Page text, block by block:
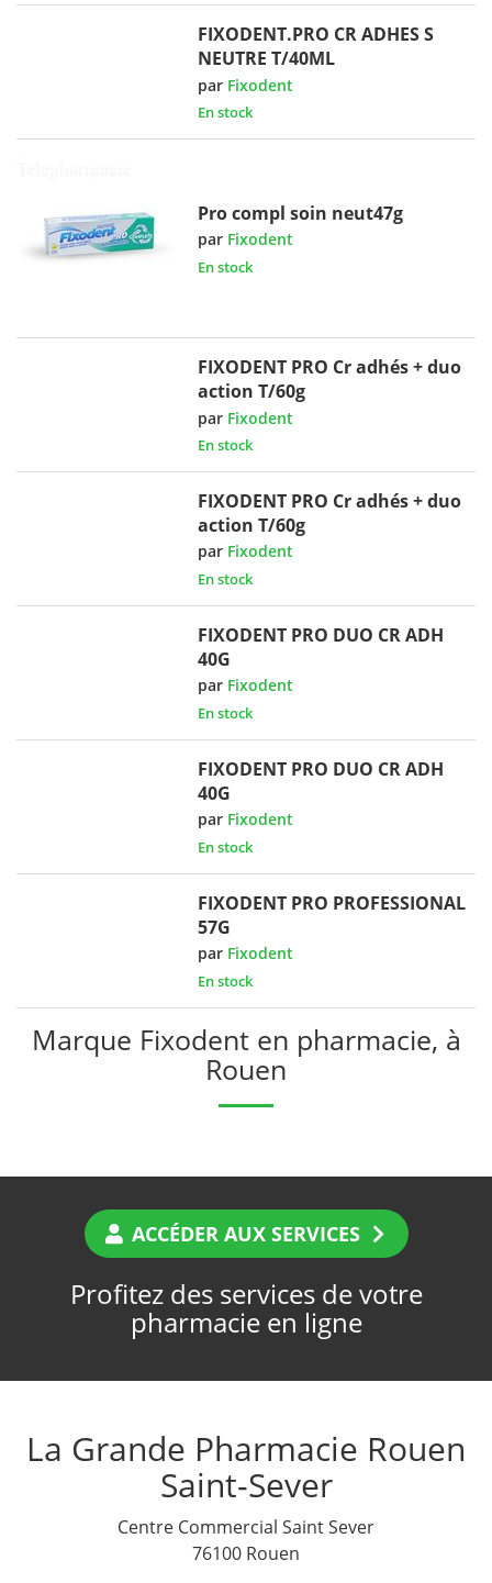
FIXODENT.PRO CR ADHES S
NEUTRE T/40ML
par Fixodent
En stock
Pro compl soin neut47g
par Fixodent
En stock
FIXODENT PRO Cr adhés + duo
action T/60g
par Fixodent
En stock
FIXODENT PRO Cr adhés + duo
action T/60g
par Fixodent
En stock
FIXODENT PRO DUO CR ADH
40G
par Fixodent
En stock
FIXODENT PRO DUO CR ADH
40G
par Fixodent
En stock
FIXODENT PRO PROFESSIONAL
57G
par Fixodent
En stock
Marque Fixodent en pharmacie, à
Rouen
ACCÉDER AUX SERVICES
Profitez des services de votre
pharmacie en ligne
La Grande Pharmacie Rouen
Saint-Sever
Centre Commercial Saint Sever
76100 Rouen